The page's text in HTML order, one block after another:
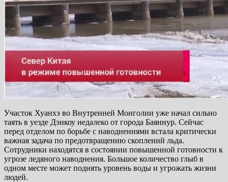
Участок Хуанхэ во Внутренней Монголии уже начал сильно
таять в уезде Дэнкоу недалеко от города Баяннур. Сейчас
перед отделом по борьбе с наводнениями встала критически
важная задача по предотвращению скоплений льда.
Сотрудники находятся в состоянии повышенной готовности к
угрозе ледяного наводнения. Большое количество глыб в
одном месте может поднять уровень воды и угрожать жизни
людей.